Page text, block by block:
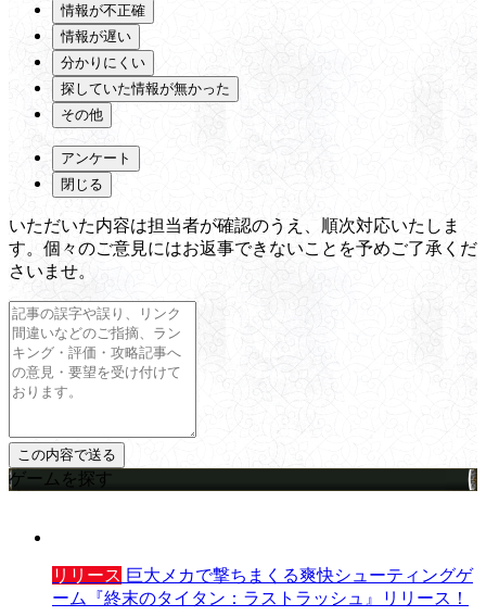
情報が不正確
情報が遅い
分かりにくい
探していた情報が無かった
その他
アンケート
閉じる
いただいた内容は担当者が確認のうえ、順次対応いたしま
す。個々のご意見にはお返事できないことを予めご了承くだ
さいませ。
ゲームを探す
リリース 巨大メカで撃ちまくる爽快シューティングゲ
ーム『終末のタイタン：ラストラッシュ』リリース！